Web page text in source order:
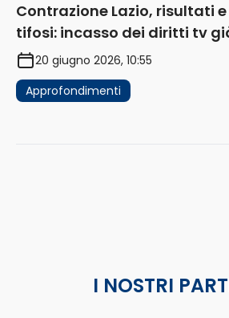
Contrazione Lazio, risultati e
tifosi: incasso dei diritti tv
in flessione
20 giugno 2026, 10:55
Approfondimenti
I NOSTRI